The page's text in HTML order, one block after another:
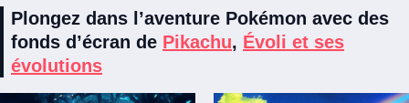
Plongez dans l’aventure Pokémon avec des
fonds d’écran de Pikachu, Évoli et ses
évolutions